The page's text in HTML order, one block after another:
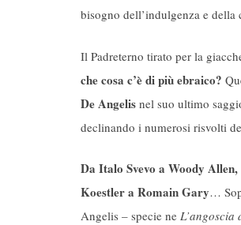
bisogno dell’indulgenza e della
Il Padreterno tirato per la
che cosa c’è di più ebraico?
De Angelis nel suo ultimo
declinando i numerosi risvolti
Da Italo Svevo a Woody
Koestler a Romain Gary…
Angelis – specie ne L’angoscia